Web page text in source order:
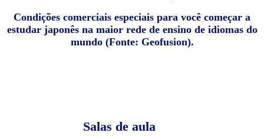
Condições comerciais especiais para você começar a
estudar japonês na maior rede de ensino de idiomas do
mundo (Fonte: Geofusion).
Salas de aula